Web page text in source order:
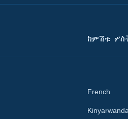
ከምሽቱ
French